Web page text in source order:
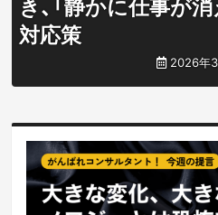
対応策
2026年